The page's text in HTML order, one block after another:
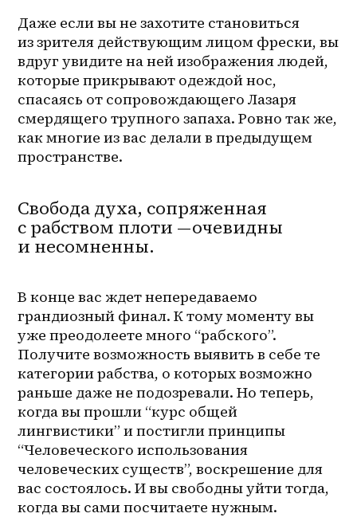
Даже если вы не захотите становиться
из зрителя действующим лицом фрески, вы
вдруг увидите на ней изображения людей,
которые прикрывают одеждой нос,
спасаясь от сопровождающего Лазаря
смердящего трупного запаха. Ровно так же,
как многие из вас делали в предыдущем
пространстве.
Свобода духа, сопряженная
с рабством плоти — очевидны
и несомненны.
В конце вас ждет непередаваемо
грандиозный финал. К тому моменту вы
уже преодолеете много “рабского”.
Получите возможность выявить в себе те
категории рабства, о которых возможно
раньше даже не подозревали. Но теперь,
когда вы прошли “курс общей
лингвистики” и постигли принципы
“Человеческого использования
человеческих существ”, воскрешение для
вас состоялось. И вы свободны уйти тогда,
когда вы сами посчитаете нужным.